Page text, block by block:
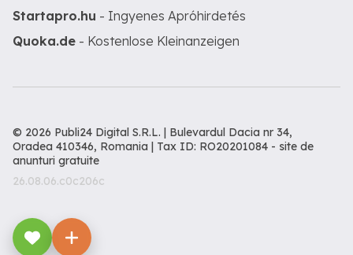
Startapro.hu - Ingyenes Apróhirdetés
Quoka.de - Kostenlose Kleinanzeigen
© 2026 Publi24 Digital S.R.L. | Bulevardul Dacia nr 34,
Oradea 410346, Romania | Tax ID: RO20201084 - site de
anunturi gratuite
26.08.06.c0c206c